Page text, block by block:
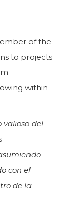
of the
to projects
within
valioso del
con el
de la